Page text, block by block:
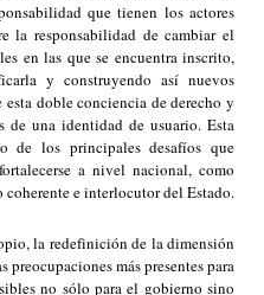
que tienen los actores
la responsabilidad de cambiar el
en las que se encuentra inscrito,
y construyendo así nuevos
doble conciencia de derecho y
de una identidad de usuario. Esta
de los principales desafíos que
a nivel nacional, como
e interlocutor del Estado.
la redefinición de la dimensión
más presentes para
no sólo para el gobierno sino